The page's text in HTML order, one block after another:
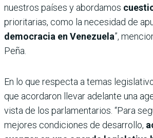
nuestros países y abordamos
prioritarias, como la necesidad de
democracia en Venezuela”,
Peña.
En lo que respecta a temas
que acordaron llevar adelante una
vista de los parlamentarios. “Para
mejores condiciones de desarrollo,